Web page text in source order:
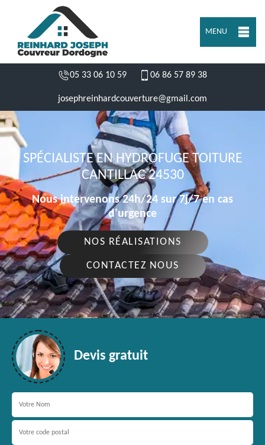
MENU
05 33 06 10 59 06 86 57 89 38
josephreinhardcouverture@gmail.com
SPÉCIALISTE EN HYDROFUGE TOITURE
CANTILLAC 24530
Nous intervenons 24h/24 sur 7j/7 en cas
d'urgence
NOS RÉALISATIONS
CONTACTEZ NOUS
Devis gratuit